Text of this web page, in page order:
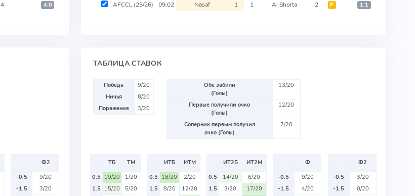
4 4:0
Ф2
-0.5
9/20
-1.5
3/20
AFCCL(25/26) 09.02 Nasaf 1 1 Al Shorta 2 Р 1:1
ТАБЛИЦА СТАВОК
Победа
9/20
Ничья
8/20
Поражение
3/20
Обе забили
(Голы)
13/20
Первые получили очко
(Голы)
12/20
Соперник первым получил
очко (Голы)
7/20
ТБ
ТМ
0.5 19/20
1/20
1.5 15/20
5/20
ИТБ
ИТМ
0.5 18/20
2/20
1.5
8/20
12/20
ИТ2Б
ИТ2М
0.5
14/20
6/20
1.5
3/20
17/20
Ф
-0.5
9/20
-1.5
4/20
Ф2
-0.5
3/20
-1.5
0/20